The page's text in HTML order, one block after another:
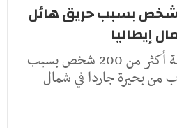
أكثر من 200 شخص بسبب حريق هائل
إيطاليا
أجلت السلطات الإيطالية أكثر من 200 شخص بسبب
من بحيرة جاردا في شمال